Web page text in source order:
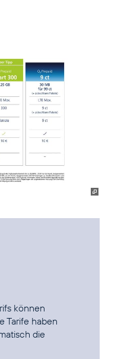
können
Tarife haben
die